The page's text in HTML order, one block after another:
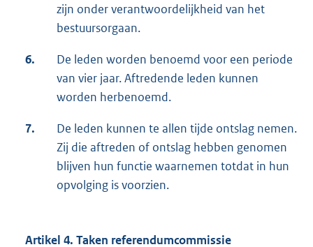
zijn onder verantwoordelijkheid van het
bestuursorgaan.
6.
De leden worden benoemd voor een periode
van vier jaar. Aftredende leden kunnen
worden herbenoemd.
7.
De leden kunnen te allen tijde ontslag nemen.
Zij die aftreden of ontslag hebben genomen
blijven hun functie waarnemen totdat in hun
opvolging is voorzien.
Artikel 4. Taken referendumcommissie